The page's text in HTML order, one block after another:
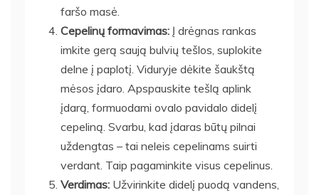
faršo masė.
Cepelinų formavimas: Į drėgnas rankas
imkite gerą saują bulvių tešlos, suplokite
delne į paplotį. Viduryje dėkite šaukštą
mėsos įdaro. Apspauskite tešlą aplink
įdarą, formuodami ovalo pavidalo didelį
cepeliną. Svarbu, kad įdaras būtų pilnai
uždengtas – tai neleis cepelinams suirti
verdant. Taip pagaminkite visus cepelinus.
Verdimas: Užvirinkite didelį puodą vandens,